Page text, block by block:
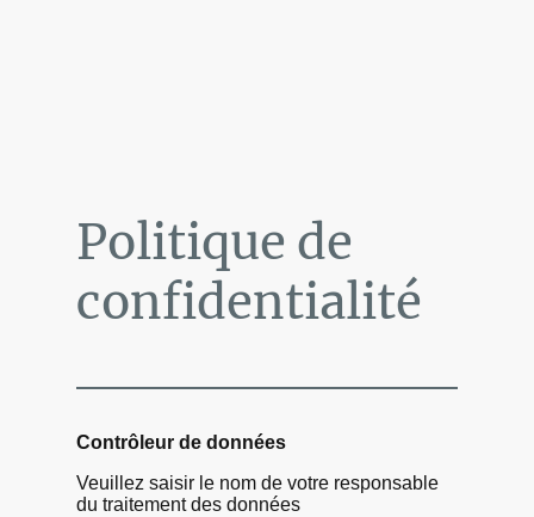
Politique de
confidentialité
Contrôleur de données
Veuillez saisir le nom de votre responsable
du traitement des données